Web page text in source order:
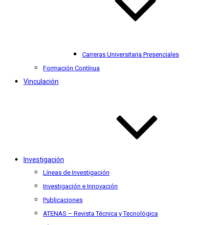
Carreras Universitaria Presenciales
Formación Contínua
Vinculación
Investigación
Líneas de Investigación
Investigación e Innovación
Publicaciones
ATENAS – Revista Técnica y Tecnológica